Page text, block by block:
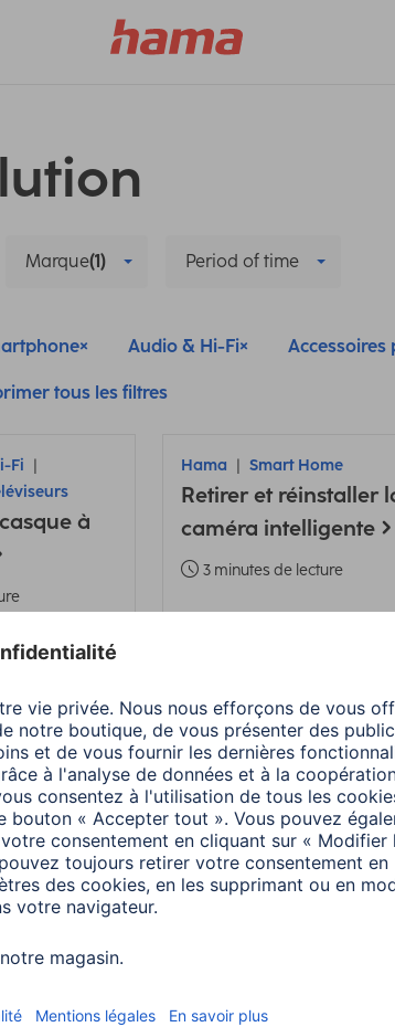
Marque(1) Period of time
Audio & Hi-Fi Accessoires
tous les filtres
Fi
à
Hama Smart Home
Retirer et réinstaller
caméra intelligente
3 minutes de lecture
et ordinateurs
pour
Mise à jour : Spotify
Connect pour les
parleurs Sirium
2 minutes de lecture
Hama maison: